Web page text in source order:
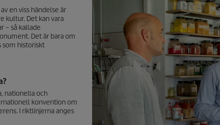
en viss händelse är
kultur. Det kan vara
– så kallade
Det är bara om
som historiskt
nationella och
konvention om
I riktlinjerna anges